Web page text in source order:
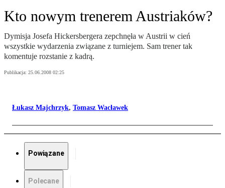
Kto nowym trenerem Austriaków?
Dymisja Josefa Hickersbergera zepchnęła w Austrii w cień
wszystkie wydarzenia związane z turniejem. Sam trener tak
komentuje rozstanie z kadrą.
Publikacja: 25.06.2008 02:25
Łukasz Majchrzyk, Tomasz Wacławek
Powiązane
Polecane